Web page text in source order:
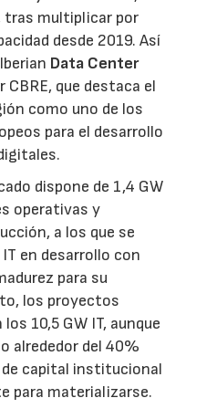
tras multiplicar por
desde 2019. Así
Data Center
CBRE, que destaca el
como uno de los
para el desarrollo
dispone de 1,4 GW
operativas y
a los que se
en desarrollo con
para su
los proyectos
10,5 GW IT, aunque
alrededor del 40%
capital institucional
para materializarse.